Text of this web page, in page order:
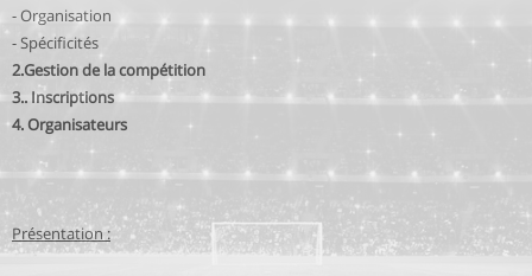
- Organisation
- Spécificités
2.Gestion de la compétition
3.. Inscriptions
4. Organisateurs
Présentation :